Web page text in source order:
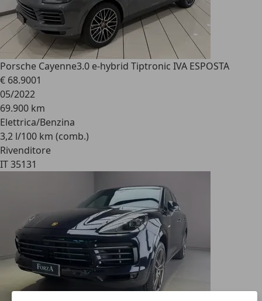
Porsche Cayenne3.0 e-hybrid Tiptronic IVA ESPOSTA
€ 68.9001
05/2022
69.900 km
Elettrica/Benzina
3,2 l/100 km (comb.)
Rivenditore
IT 35131